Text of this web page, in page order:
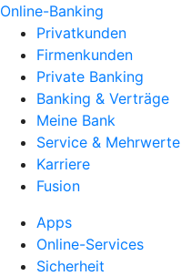
Online-Banking
Privatkunden
Firmenkunden
Private Banking
Banking & Verträge
Meine Bank
Service & Mehrwerte
Karriere
Fusion
Apps
Online-Services
Sicherheit